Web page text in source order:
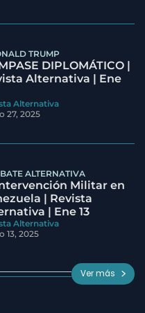
TRUMP
DIPLOMÁTICO |
Alternativa | Ene
Alternativa
27, 2025
ALTERNATIVA
Militar en
| Revista
| Ene 13
Alternativa
13, 2025
Ver más